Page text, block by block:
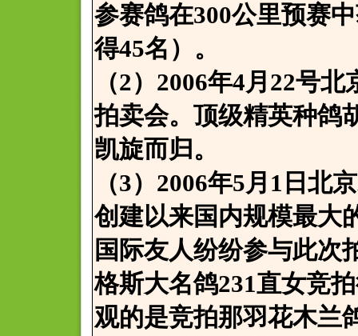
参赛鸽在300公里预赛
得45名）。
（2）2006年4月22号
拍卖会。顶级精英种鸽
凯旋而归。
（3）2006年5月1日北
创建以来国内规模最大
国际友人纷纷参与此次
格斯大名鸽231直女竞
观的是竞拍那羽花木兰